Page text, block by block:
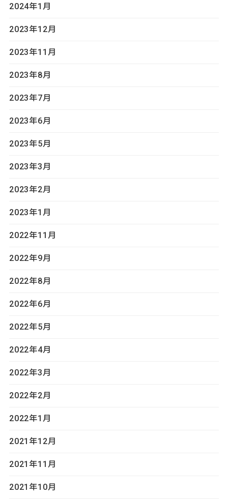
2024年1月
2023年12月
2023年11月
2023年8月
2023年7月
2023年6月
2023年5月
2023年3月
2023年2月
2023年1月
2022年11月
2022年9月
2022年8月
2022年6月
2022年5月
2022年4月
2022年3月
2022年2月
2022年1月
2021年12月
2021年11月
2021年10月